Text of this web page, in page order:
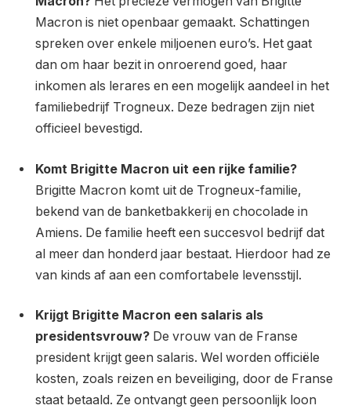
Macron is niet openbaar gemaakt. Schattingen
spreken over enkele miljoenen euro’s. Het gaat
dan om haar bezit in onroerend goed, haar
inkomen als lerares en een mogelijk aandeel in het
familiebedrijf Trogneux. Deze bedragen zijn niet
officieel bevestigd.
Komt Brigitte Macron uit een rijke familie?
Brigitte Macron komt uit de Trogneux-familie,
bekend van de banketbakkerij en chocolade in
Amiens. De familie heeft een succesvol bedrijf dat
al meer dan honderd jaar bestaat. Hierdoor had ze
van kinds af aan een comfortabele levensstijl.
Krijgt Brigitte Macron een salaris als
presidentsvrouw? De vrouw van de Franse
president krijgt geen salaris. Wel worden officiële
kosten, zoals reizen en beveiliging, door de Franse
staat betaald. Ze ontvangt geen persoonlijk loon